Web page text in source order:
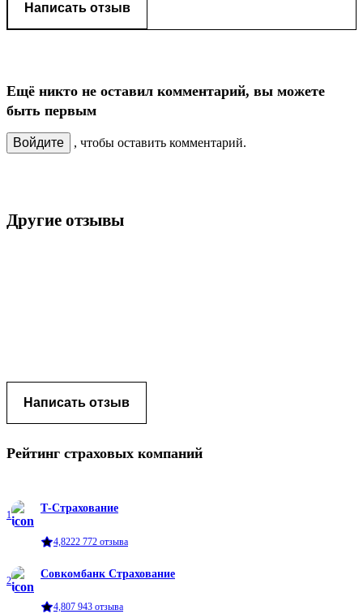
Написать отзыв
Ещё никто не оставил комментарий, вы можете
быть первым
Войдите , чтобы оставить комментарий.
Другие отзывы
Написать отзыв
Рейтинг страховых компаний
1
Т-Страхование
4,8222 772 отзыва
2
Совкомбанк Страхование
4,807 943 отзыва